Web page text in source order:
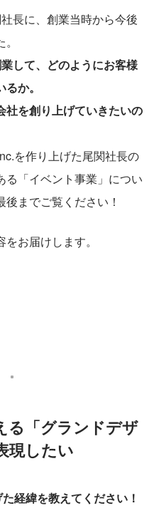
長に、創業当時から今後
して、どのようにお客様
か。
社を創り上げていきたいの
を作り上げた尾関社長の
る「イベント事業」につい
までご覧ください！
お届けします。
る「グランドデザ
現したい
経緯を教えてください！